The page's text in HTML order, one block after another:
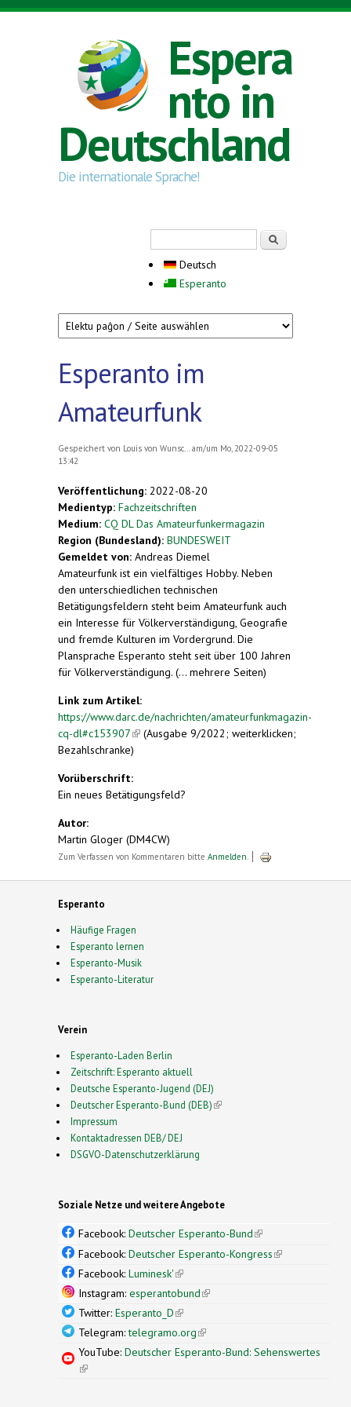
Direkt zum Inhalt
Espera
nto in
Deutschland
Die internationale Sprache!
Deutsch
Esperanto
Esperanto im
Amateurfunk
Gespeichert von Louis von Wunsc...
am/um Mo, 2022-09-05
13:42
Veröffentlichung: 2022-08-20
Medientyp: Fachzeitschriften
Medium: CQ DL Das Amateurfunkermagazin
Region (Bundesland): BUNDESWEIT
Gemeldet von: Andreas Diemel
Amateurfunk ist ein vielfältiges Hobby. Neben
den unterschiedlichen technischen
Betätigungsfeldern steht beim Amateurfunk auch
ein Interesse für Völkerverständigung, Geografie
und fremde Kulturen im Vordergrund. Die
Plansprache Esperanto steht seit über 100 Jahren
für Völkerverständigung. (... mehrere Seiten)
Link zum Artikel:
https://www.darc.de/nachrichten/amateurfunkmagazin-
cq-dl#c153907(link is external)
(Ausgabe 9/2022; weiterklicken;
Bezahlschranke)
Vorüberschrift:
Ein neues Betätigungsfeld?
Autor:
Martin Gloger (DM4CW)
Zum Verfassen von Kommentaren bitte Anmelden
Esperanto
Häufige Fragen
Esperanto lernen
Esperanto-Musik
Esperanto-Literatur
Verein
Esperanto-Laden Berlin
Zeitschrift: Esperanto aktuell
Deutsche Esperanto-Jugend (DEJ)
Deutscher Esperanto-Bund (DEB)(link is external)
Impressum
Kontaktadressen DEB/ DEJ
DSGVO-Datenschutzerklärung
Soziale Netze und weitere Angebote
Facebook: Deutscher Esperanto-Bund(link is
external)
Facebook: Deutscher Esperanto-Kongress(link is
Facebook: Luminesk'(link is external)
Instagram: esperantobund(link is external)
Twitter: Esperanto_D(link is external)
Telegram:telegramo.org(link is external)
YouTube: Deutscher Esperanto-Bund: Sehenswertes
(link is external)